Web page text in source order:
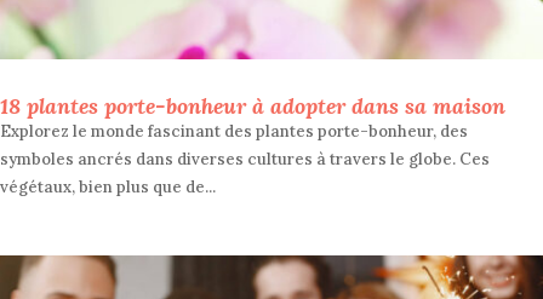
18 plantes porte-bonheur à adopter dans sa maison
Explorez le monde fascinant des plantes porte-bonheur, des
symboles ancrés dans diverses cultures à travers le globe. Ces
végétaux, bien plus que de...